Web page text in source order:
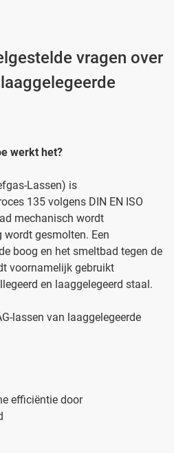
vragen over
werkt het?
Lassen) is
135 volgens DIN EN ISO
mechanisch wordt
wordt gesmolten. Een
boog en het smeltbad tegen de
voornamelijk gebruikt
en laaggelegeerd staal.
lassen van laaggelegeerde
efficiëntie door